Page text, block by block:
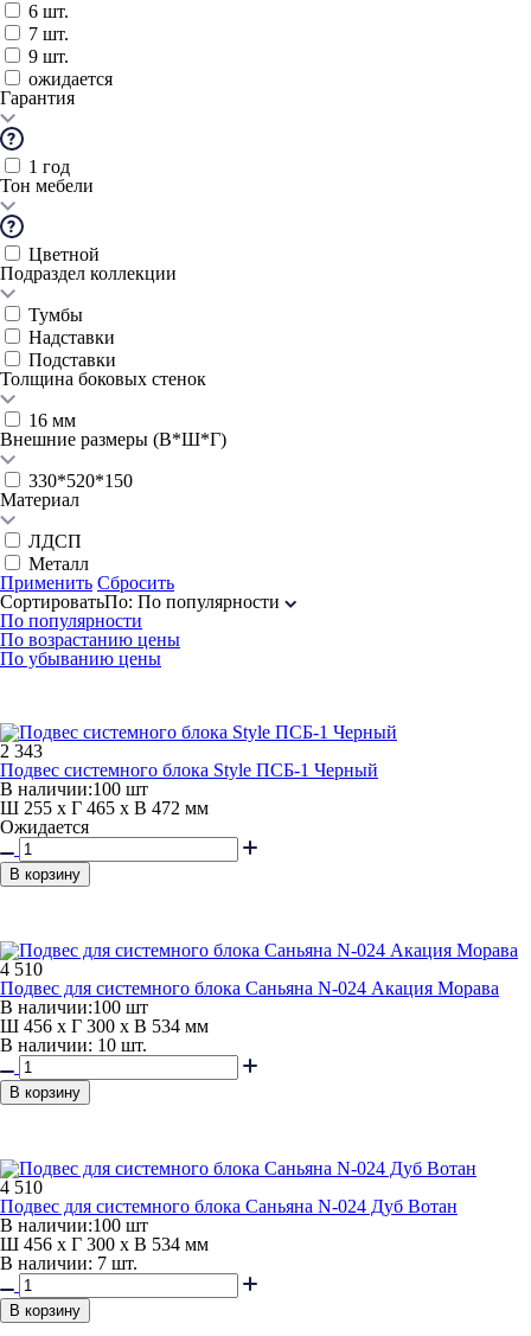
6 шт.
7 шт.
9 шт.
ожидается
Гарантия
1 год
Тон мебели
Цветной
Подраздел коллекции
Тумбы
Надставки
Подставки
Толщина боковых стенок
16 мм
Внешние размеры (В*Ш*Г)
330*520*150
Материал
ЛДСП
Металл
Применить Сбросить
СортироватьПо: По популярности
По популярности
По возрастанию цены
По убыванию цены
2 343
Подвес системного блока Style ПСБ-1 Черный
В наличии:100 шт
Ш 255 x Г 465 x В 472 мм
Ожидается
В корзину
4 510
Подвес для системного блока Саньяна N-024 Акация Морава
В наличии:100 шт
Ш 456 x Г 300 x В 534 мм
В наличии: 10 шт.
В корзину
4 510
Подвес для системного блока Саньяна N-024 Дуб Вотан
В наличии:100 шт
Ш 456 x Г 300 x В 534 мм
В наличии: 7 шт.
В корзину